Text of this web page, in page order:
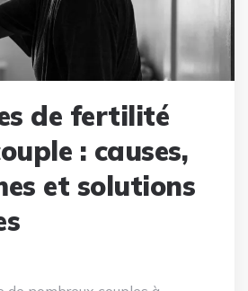
de fertilité
: causes,
et solutions